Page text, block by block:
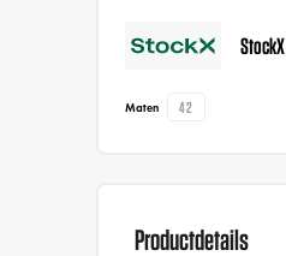
StockX
Maten 42
Productdetails